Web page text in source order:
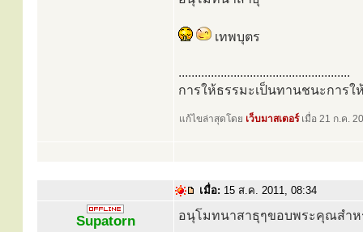
เทพบุตร
.....................................................
การให้ธรรมะเป็นทานชนะการใ
แก้ไขล่าสุดโดย เว็บมาสเตอร์เมื่อ 21 ก.ค.
เมื่อ: 15 ส.ค. 2011, 08:34
Supatorn อนุโมทนาสาธุๆขอบพระคุณสํา